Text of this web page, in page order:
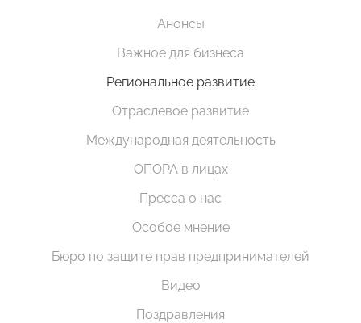
Анонсы
Важное для бизнеса
Региональное развитие
Отраслевое развитие
Международная деятельность
ОПОРА в лицах
Пресса о нас
Особое мнение
Бюро по защите прав предпринимателей
Видео
Поздравления